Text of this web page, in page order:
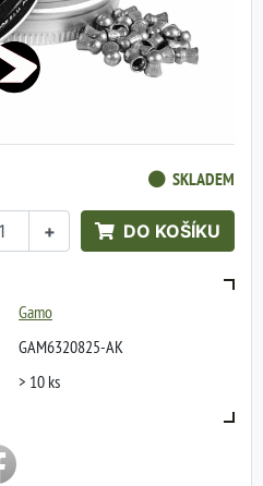
SKLADEM
+ DO KOŠÍKU
Gamo
GAM6320825-AK
> 10 ks